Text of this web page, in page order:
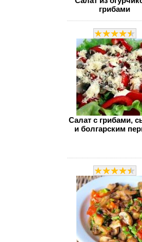
грибами
Салат с грибами,
и болгарским